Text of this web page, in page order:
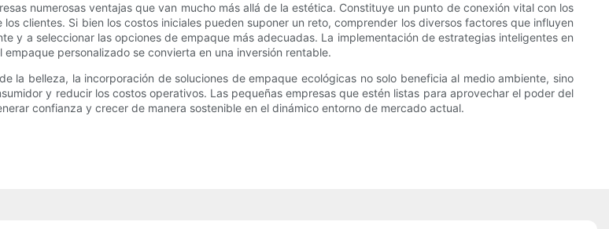
numerosas ventajas que van mucho más allá de la estética. Constituye un punto de conexión vital con los
clientes. Si bien los costos iniciales pueden suponer un reto, comprender los diversos factores que influyen
y a seleccionar las opciones de empaque más adecuadas. La implementación de estrategias inteligentes en
personalizado se convierta en una inversión rentable.
la belleza, la incorporación de soluciones de empaque ecológicas no solo beneficia al medio ambiente, sino
y reducir los costos operativos. Las pequeñas empresas que estén listas para aprovechar el poder del
confianza y crecer de manera sostenible en el dinámico entorno de mercado actual.